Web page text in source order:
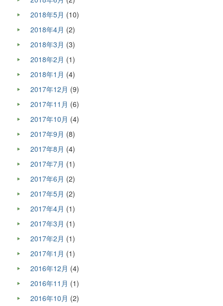
2018年5月 (10)
2018年4月 (2)
2018年3月 (3)
2018年2月 (1)
2018年1月 (4)
2017年12月 (9)
2017年11月 (6)
2017年10月 (4)
2017年9月 (8)
2017年8月 (4)
2017年7月 (1)
2017年6月 (2)
2017年5月 (2)
2017年4月 (1)
2017年3月 (1)
2017年2月 (1)
2017年1月 (1)
2016年12月 (4)
2016年11月 (1)
2016年10月 (2)